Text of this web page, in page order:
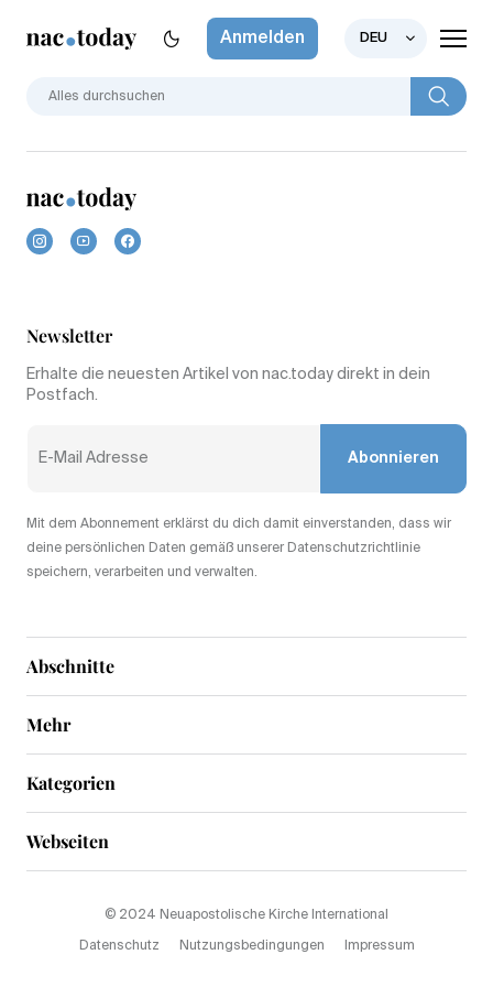
Anmelden DEU
Abschnitte
Mehr
Newsletter
Erhalte die neuesten Artikel von nac.today direkt in dein
Postfach.
Abonnieren
Mit dem Abonnement erklärst du dich damit einverstanden, dass wir
deine persönlichen Daten gemäß unserer Datenschutzrichtlinie
speichern, verarbeiten und verwalten.
Kategorien
Webseiten
© 2024 Neuapostolische Kirche International
Datenschutz Nutzungsbedingungen Impressum